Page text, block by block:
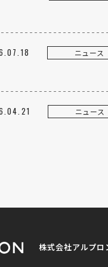
ニュース
ニュース
株式会社アルプロ